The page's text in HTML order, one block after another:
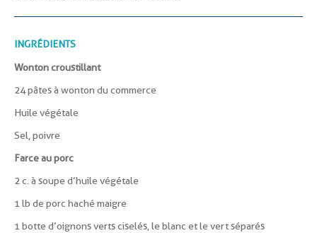
INGRÉDIENTS
Wonton croustillant
24 pâtes à wonton du commerce
Huile végétale
Sel, poivre
Farce au porc
2 c. à soupe d’huile végétale
1 lb de porc haché maigre
1 botte d’oignons verts ciselés, le blanc et le vert séparés